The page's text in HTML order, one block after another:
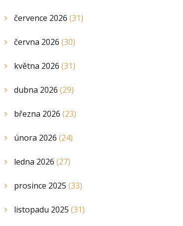
července 2026 (31)
června 2026 (30)
května 2026 (31)
dubna 2026 (29)
března 2026 (23)
února 2026 (24)
ledna 2026 (27)
prosince 2025 (33)
listopadu 2025 (31)